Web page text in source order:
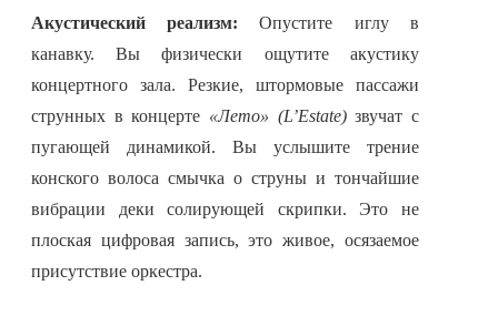
Акустический реализм: Опустите иглу в
канавку. Вы физически ощутите акустику
концертного зала. Резкие, штормовые пассажи
струнных в концерте «Лето» (L’Estate)звучат с
пугающей динамикой. Вы услышите трение
конского волоса смычка о струны и тончайшие
вибрации деки солирующей скрипки. Это не
плоская цифровая запись, это живое, осязаемое
присутствие оркестра.